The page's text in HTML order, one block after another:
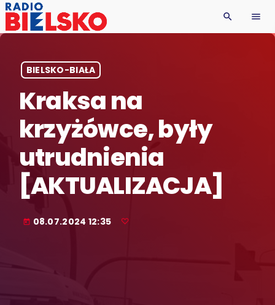
search menu
BIELSKO-BIAŁA
Kraksa na
krzyżówce, były
utrudnienia
[AKTUALIZACJA]
today 08.07.2024 12:35